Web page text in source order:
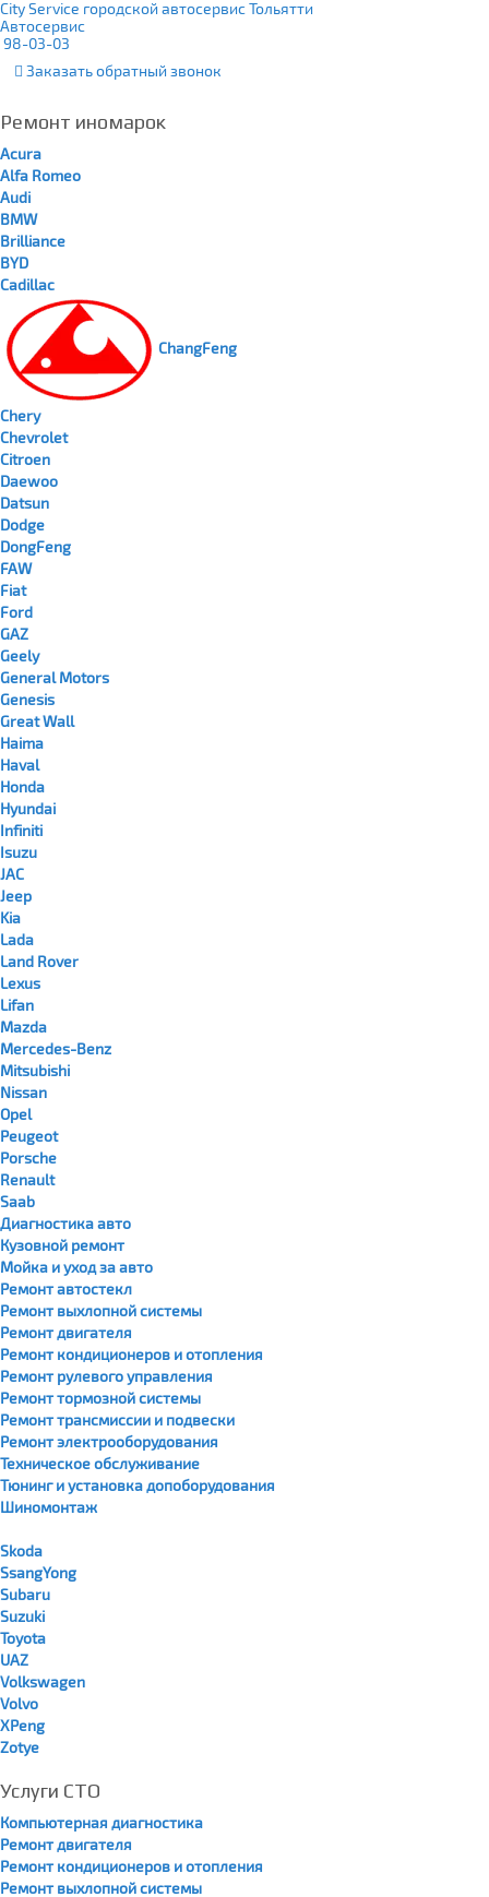
City Service городской автосервис Тольятти
Автосервис
98-03-03
Заказатьобратный звонок
Ремонт иномарок
Acura
Alfa Romeo
Audi
BMW
Brilliance
BYD
Cadillac
ChangFeng
Chery
Chevrolet
Citroen
Daewoo
Datsun
Dodge
DongFeng
FAW
Fiat
Ford
GAZ
Geely
General Motors
Genesis
Great Wall
Haima
Haval
Honda
Hyundai
Infiniti
Isuzu
JAC
Jeep
Kia
Lada
Land Rover
Lexus
Lifan
Mazda
Mercedes-Benz
Mitsubishi
Nissan
Opel
Peugeot
Porsche
Renault
Saab
Диагностика авто
Кузовной ремонт
Мойка и уход за авто
Ремонт автостекл
Ремонт выхлопной системы
Ремонт двигателя
Ремонт кондиционеров и отопления
Ремонт рулевого управления
Ремонт тормозной системы
Ремонт трансмиссии и подвески
Ремонт электрооборудования
Техническое обслуживание
Тюнинг и установка допоборудования
Шиномонтаж
Skoda
SsangYong
Subaru
Suzuki
Toyota
UAZ
Volkswagen
Volvo
XPeng
Zotye
Услуги СТО
Компьютерная диагностика
Ремонт двигателя
Ремонт кондиционеров и отопления
Ремонт выхлопной системы